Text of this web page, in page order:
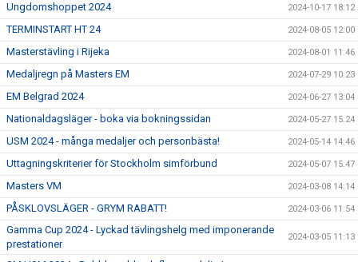
Ungdomshoppet 2024 2024-10-17 18:12
TERMINSTART HT 24 2024-08-05 12:00
Masterstävling i Rijeka 2024-08-01 11:46
Medaljregn på Masters EM 2024-07-29 10:23
EM Belgrad 2024 2024-06-27 13:04
Nationaldagsläger - boka via bokningssidan 2024-05-27 15:24
USM 2024 - många medaljer och personbästa! 2024-05-14 14:46
Uttagningskriterier för Stockholm simförbund 2024-05-07 15:47
Masters VM 2024-03-08 14:14
PÅSKLOVSLÄGER - GRYM RABATT! 2024-03-06 11:54
Gamma Cup 2024 - Lyckad tävlingshelg med imponerande
prestationer
2024-03-05 11:13